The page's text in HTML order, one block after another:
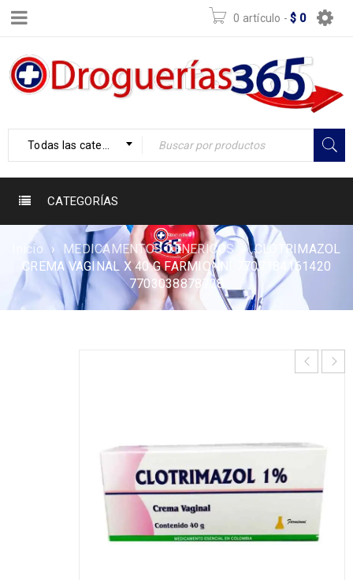
0 artículo - $ 0
Todas las categorías
CATEGORÍAS
Inicio › MEDICAMENTOS GENERICOS › CLOTRIMAZOL
CREMA VAGINAL X 40 G FARMIONNI 7707184161420
7703038878728